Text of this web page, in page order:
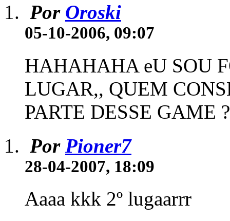
Por Oroski
05-10-2006, 09:07
HAHAHAHA eU SOU
LUGAR,, QUEM
PARTE DESSE GAME
Por Pioner7
28-04-2007, 18:09
Aaaa kkk 2º lugaarrr